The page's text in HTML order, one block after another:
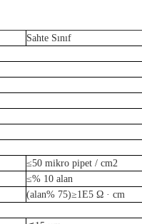
Sahte Sınıf
≤50 mikro pipet / cm2
≤% 10 alan
(alan% 75)≥1E5 Ω · cm